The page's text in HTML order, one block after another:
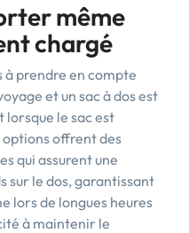
même
chargé
à prendre en compte
et un sac à dos est
le sac est
offrent des
qui assurent une
sur le dos, garantissant
lors de longues heures
à maintenir le